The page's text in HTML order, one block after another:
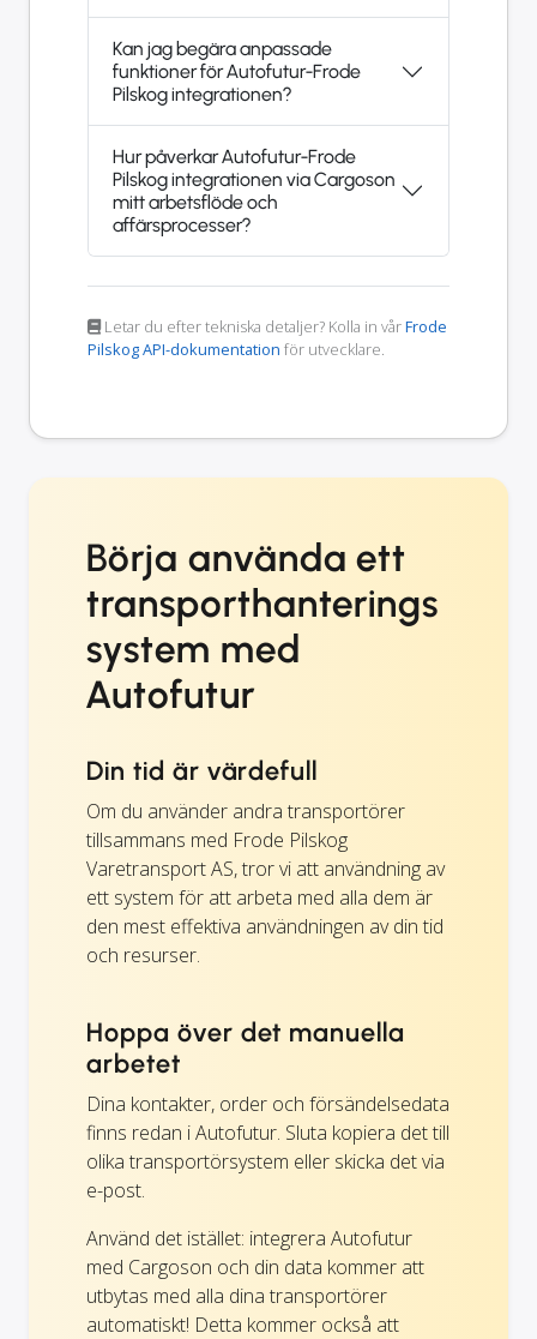
Kan jag begära anpassade
funktioner för Autofutur-Frode
Pilskog integrationen?
Hur påverkar Autofutur-Frode
Pilskog integrationen via Cargoson
mitt arbetsflöde och
affärsprocesser?
Letar du efter tekniska detaljer? Kolla in vårFrode
Pilskog API-dokumentation för utvecklare.
Börja använda ett
transporthanterings
system med
Autofutur
Din tid är värdefull
Om du använder andra transportörer
tillsammans med Frode Pilskog
Varetransport AS, tror vi att användning av
ett system för att arbeta med alla dem är
den mest effektiva användningen av din tid
och resurser.
Hoppa över det manuella
arbetet
Dina kontakter, order och försändelsedata
finns redan i Autofutur. Sluta kopiera det till
olika transportörsystem eller skicka det via
e-post.
Använd det istället: integrera Autofutur
med Cargoson och din data kommer att
utbytas med alla dina transportörer
automatiskt! Detta kommer också att